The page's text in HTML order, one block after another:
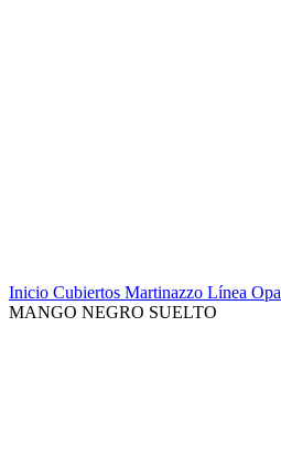
Inicio Cubiertos Martinazzo Línea Opa
MANGO NEGRO SUELTO